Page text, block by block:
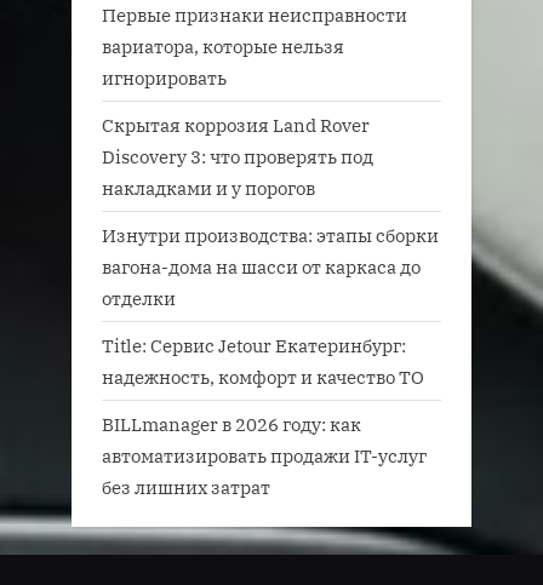
Первые признаки неисправности
вариатора, которые нельзя
игнорировать
Скрытая коррозия Land Rover
Discovery 3: что проверять под
накладками и у порогов
Изнутри производства: этапы сборки
вагона-дома на шасси от каркаса до
отделки
Title: Сервис Jetour Екатеринбург:
надежность, комфорт и качество ТО
BILLmanager в 2026 году: как
автоматизировать продажи IT-услуг
без лишних затрат